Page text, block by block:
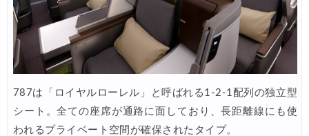
06/18 Expedia) 夏旅特大ホテル 最大40%OFFセール
06/17 JAL) 海外航空券+ホテル 最大40,000円OFFクーポン
06/16 楽天トラベル) 海外ツアー(スーパーセール) 最大50,000円OFFクー
06/15 Trip.com) ロサンゼルス旅行 最大50%OFFセール
787は「ロイヤルローレル」と呼ばれる1-2-1配列の独立型
シート。全ての座席が通路に面しており、長距離線にも使
われるプライベート空間が確保されたタイプ。